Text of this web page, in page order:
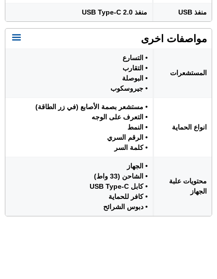
منفذ USB منفذ USB Type-C 2.0
مواصفات اخرى
المستشعرات
• التسارع
• التقارب
• البوصلة
• جيروسكوب
انواع الحماية
• مستشعر بصمة الأصابع (في زر الطاقة)
• التعرف على الوجه
• النمط
• الرقم السري
• كلمة السر
محتويات علبة
الجهاز
• الجهاز
• الشاحن (33 واط)
• كابل USB Type-C
• كافر للحماية
• دبوس الشرائح